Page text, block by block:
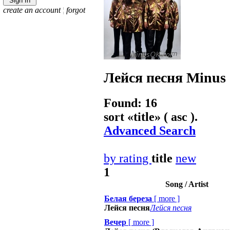
create an account ¦ forgot
Лейся песня Minus
Found: 16
sort «title» ( asc ).
Advanced Search
by rating title new
1
Song / Artist
Белая береза [ more ]
Лейся песняЛейся песня
Вечер [ more ]